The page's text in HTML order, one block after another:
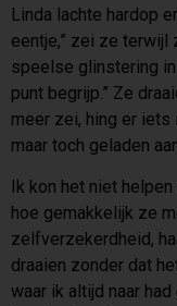
Linda lachte hardop
eentje,” zei ze terwijl
speelse glinstering in
punt begrijp.” Ze
meer zei, hing er
maar toch geladen
Ik kon het niet
hoe gemakkelijk ze
zelfverzekerdheid,
draaien zonder dat
waar ik altijd naar